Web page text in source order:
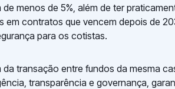
menos de 5%, além de ter
em contratos que vencem depois de
para os cotistas.
da transação entre fundos da mesma
transparência e governança,